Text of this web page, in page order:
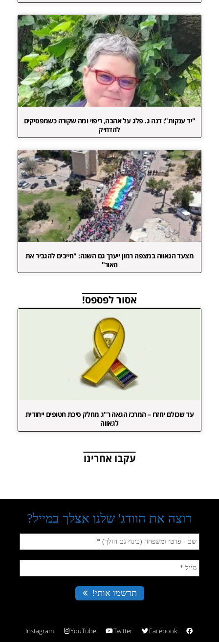
"יד ענקות": דנה ג. פלג על אהבה, ריפוי ומה שקורה כשמפסיקים
להדחיק
מצעד הגאווה במצפה רמון ייערך גם השנה: "חייבים להגביר את
האור"
אסור לפספס!
עד שכולם יחזרו – המרכז הגאה ר"ג מחלק סיכת חטופים ייחודית
לגאווה
עקבו אחרינו
Facebook
Twitter
YouTube
Instagram